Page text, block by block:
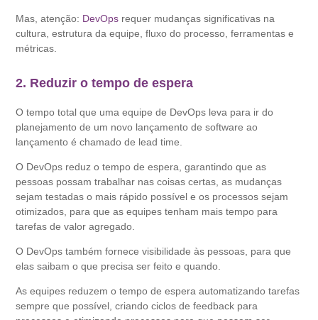
Mas, atenção: DevOps requer mudanças significativas na
cultura, estrutura da equipe, fluxo do processo, ferramentas e
métricas.
2. Reduzir o tempo de espera
O tempo total que uma equipe de DevOps leva para ir do
planejamento de um novo lançamento de software ao
lançamento é chamado de lead time.
O DevOps reduz o tempo de espera, garantindo que as
pessoas possam trabalhar nas coisas certas, as mudanças
sejam testadas o mais rápido possível e os processos sejam
otimizados, para que as equipes tenham mais tempo para
tarefas de valor agregado.
O DevOps também fornece visibilidade às pessoas, para que
elas saibam o que precisa ser feito e quando.
As equipes reduzem o tempo de espera automatizando tarefas
sempre que possível, criando ciclos de feedback para